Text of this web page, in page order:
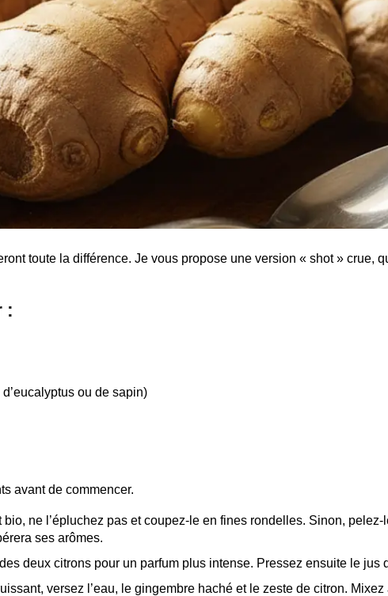
toute la différence. Je vous propose une version « shot » crue,
:
ou de sapin)
avant de commencer.
ne l’épluchez pas et coupez-le en fines rondelles. Sinon,
ses arômes.
deux citrons pour un parfum plus intense. Pressez ensuite le jus
versez l’eau, le gingembre haché et le zeste de citron.